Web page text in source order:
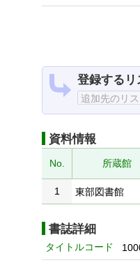
登録するリ
資料情報
No. 所蔵館
1
東部図書館
書誌詳細
タイトルコード